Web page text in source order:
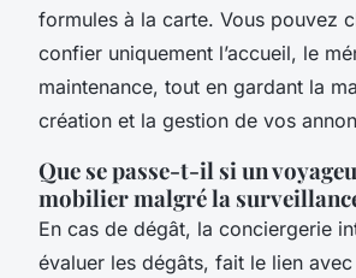
formules à la carte. Vous pouvez
confier uniquement l’accueil, le
maintenance, tout en gardant la
création et la gestion de vos
Que se passe-t-il si un
mobilier malgré la
En cas de dégât, la conciergerie
évaluer les dégâts, fait le lien avec